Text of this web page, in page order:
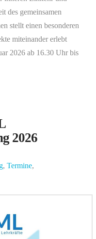
des gemeinsamen
stellt einen besonderen
miteinander erlebt
2026 ab 16.30 Uhr bis
2026
, Termine,